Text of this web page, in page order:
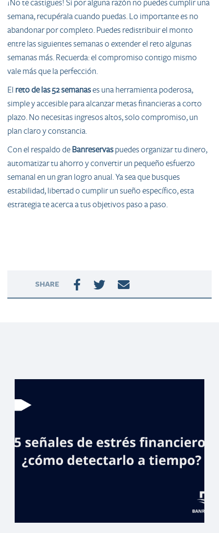
¡No te castigues! Si por alguna razón no puedes cumplir una
semana, recupérala cuando puedas. Lo importante es no
abandonar por completo. Puedes redistribuir el monto
entre las siguientes semanas o extender el reto algunas
semanas más. Recuerda: el compromiso contigo mismo
vale más que la perfección.
El reto de las 52 semanases una herramienta poderosa,
simple y accesible para alcanzar metas financieras a corto
plazo. No necesitas ingresos altos, solo compromiso, un
plan claro y constancia.
Con el respaldo deBanreservaspuedes organizar tu dinero,
automatizar tu ahorro y convertir un pequeño esfuerzo
semanal en un gran logro anual. Ya sea que busques
estabilidad, libertad o cumplir un sueño específico, esta
estrategia te acerca a tus objetivos paso a paso.
SHARE
Reto de las 52
perfecto para
metas a corto